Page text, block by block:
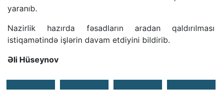
yaranıb.
Nazirlik hazırda fəsadların aradan qaldırılması
istiqamətində işlərin davam etdiyini bildirib.
ƏIi Hüseynov